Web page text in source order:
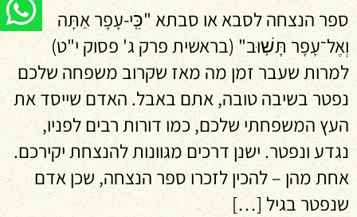
ספר הנצחה לסבא או סבתא "כִּֽי-עָפָר אַתָּה
וְאֶל־עָפָר תָּשֽׁוּב" (בראשית פרק ג' פסוק י"ט)
למרות שעבר זמן מה מאז שקרוב משפחה שלכם
נפטר בשיבה טובה, אתם באבל. האדם שייסד את
העץ המשפחתי שלכם, כמו דורות רבים לפניו,
נגדע ונפטר. ישנן דרכים מגוונות להנצחת יקירכם.
אחת מהן – להכין לזכרו ספר הנצחה, שכן אדם
שנפטר בגיל […]